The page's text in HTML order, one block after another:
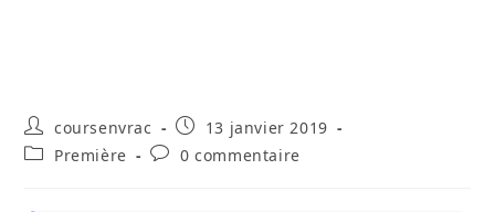
Auteur/autrice
de
la
coursenvrac
Publication
publiée :
13 janvier 2019
PostPremière
Commentaires
0 commentaire